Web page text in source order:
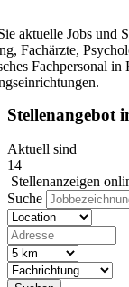
aktuelle Jobs und
Fachärzte,
Fachpersonal
Stellenangebot
Aktuell sind
14
Stellenanzeigen
Suche